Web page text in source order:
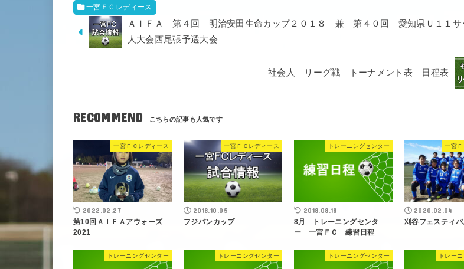
一宮ＦＣレディース
ＡＩＦＡ 第４回 明治安田生命カップ２０１８ 兼 第４０回 愛知県Ｕ１１サ
人大会西尾張予選大会
社会人 リーグ戦 トーナメント表 日程表
RECOMMEND
一宮ＦＣレディース
2022.02.27
第10回ＡＩＦＡアウォーズ
2021
一宮ＦＣレディース
2018.10.05
フジパンカップ
トレーニングセンター
2018.08.18
8月 トレーニングセンタ
ー 一宮ＦＣ 練習日程
一宮Ｆ
2020.02.04
刈谷フェスティ
トレーニングセンター トレーニングセンター トレーニングセンター トレー